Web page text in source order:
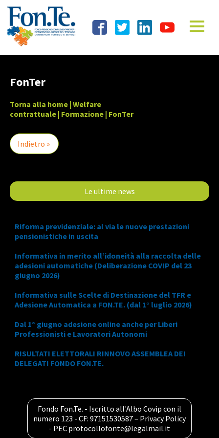
Le ultime news
Riforma previdenziale: al via le nuove prestazioni
pensionistiche in uscita
Informativa in merito all’idoneità alla raccolta delle
adesioni automatiche (Deliberazione COVIP del 23
giugno 2026)
Informativa sulle Scelte di Destinazione del TFR e
Adesione Automatica a FON.TE. (dal 1° luglio 2026)
Dal 1° giugno adesione online anche per Liberi
Professionisti e Lavoratori Autonomi
RISULTATI ELETTORALI RINNOVO ASSEMBLEA DEI
DELEGATI FONDO FON.TE.
FonTer
Torna alla home | Welfare
contrattuale | Formazione | FonTer
Indietro »
Fondo Fon.Te. - Iscritto all'Albo Covip con il
numero 123 - CF: 97151530587 – Privacy Policy
- PEC protocollofonte@legalmail.it